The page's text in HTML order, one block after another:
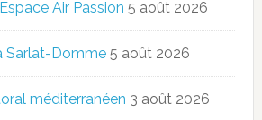
Air Passion 5 août 2026
Sarlat-Domme 5 août 2026
méditerranéen 3 août 2026